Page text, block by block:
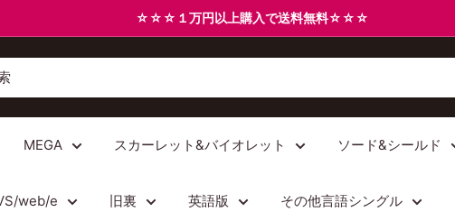
☆☆☆１万円以上購入で送料無料☆☆☆
MEGA スカーレット&バイオレット ソード&シールド
web/e 旧裏 英語版 その他言語シングル